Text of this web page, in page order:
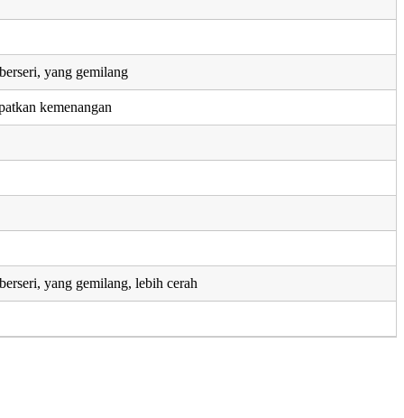
yang gemilang
kemenangan
yang gemilang, lebih cerah